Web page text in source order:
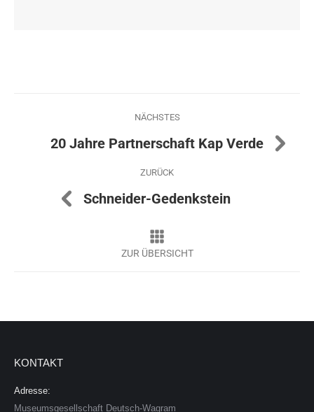
ZURÜCK
Schneider-Gedenkstein
NÄCHSTES
20 Jahre Partnerschaft Kap Verde
KONTAKT
Adresse:
Museumsgesellschaft Deutsch-Wagram